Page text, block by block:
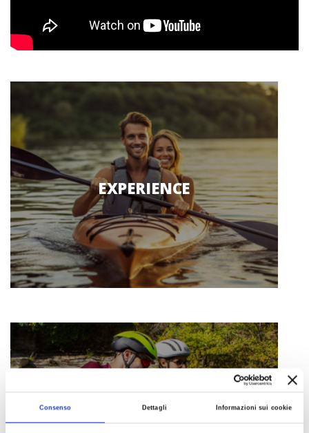
Consenso Dettagli Informazioni sui cookie
EXPERIENCE
ITINERARIES